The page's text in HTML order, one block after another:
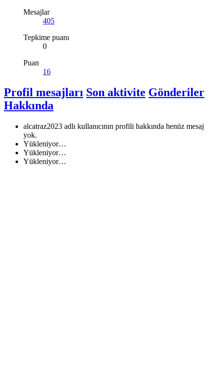
Mesajlar
405
Tepkime puanı
0
Puan
16
Profil mesajları Son aktivite Gönderiler
Hakkında
alcatraz2023 adlı kullanıcının profili hakkında henüz mesaj
yok.
Yükleniyor…
Yükleniyor…
Yükleniyor…